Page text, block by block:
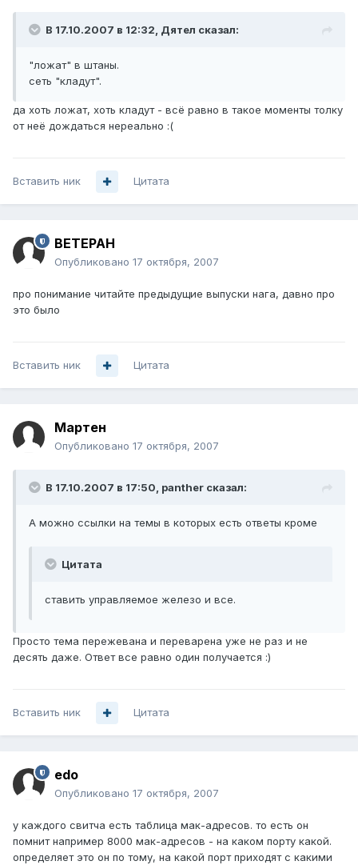
В 17.10.2007 в 12:32, Дятел сказал:
"ложат" в штаны.
сеть "кладут".
да хоть ложат, хоть кладут - всё равно в такое моменты толку
от неё дождаться нереально :(
Вставить ник Цитата
BETEPAH
Опубликовано 17 октября, 2007
про понимание читайте предыдущие выпуски нага, давно про
это было
Вставить ник Цитата
Мартен
Опубликовано 17 октября, 2007
В 17.10.2007 в 17:50, panther сказал:
А можно ссылки на темы в которых есть ответы кроме
Цитата
ставить управляемое железо и все.
Просто тема пережевана и переварена уже не раз и не
десять даже. Ответ все равно один получается :)
Вставить ник Цитата
edo
Опубликовано 17 октября, 2007
у каждого свитча есть таблица мак-адресов. то есть он
помнит например 8000 мак-адресов - на каком порту какой.
определяет это он по тому, на какой порт приходят с какими